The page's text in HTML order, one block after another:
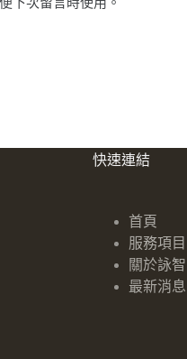
快速連結
首頁
服務項目
關於詠智
最新消息